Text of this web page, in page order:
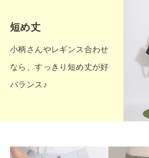
短め丈
小柄さんやレギンス合わせ
なら、すっきり短め丈が好
バランス♪